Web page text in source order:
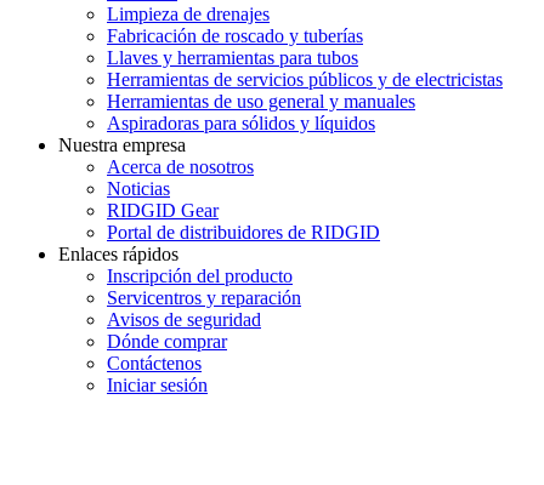
Limpieza de drenajes
Fabricación de roscado y tuberías
Llaves y herramientas para tubos
Herramientas de servicios públicos y de electricistas
Herramientas de uso general y manuales
Aspiradoras para sólidos y líquidos
Nuestra empresa
Acerca de nosotros
Noticias
RIDGID Gear
Portal de distribuidores de RIDGID
Enlaces rápidos
Inscripción del producto
Servicentros y reparación
Avisos de seguridad
Dónde comprar
Contáctenos
Iniciar sesión